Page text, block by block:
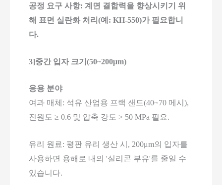
공정 요구 사항: 계면 결합력을 향상시키기 위
해 표면 실란화 처리(예: KH-550)가 필요합니
다.
3]중간 입자 크기(50~200μm)
응용 분야
여과 매체: 석유 산업용 프랙 샌드(40~70 메시),
진원도 ≥ 0.6 및 압축 강도 > 50 MPa 필요.
유리 원료: 평판 유리 생산 시, 200μm의 입자를
사용하면 용해로 내의 '실리콘 부유'를 줄일 수
있습니다.